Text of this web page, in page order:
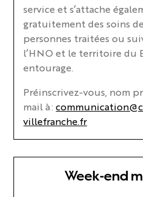
service et s’attache
gratuitement des soins
personnes traitées ou
l’HNO et le territoire du
entourage.
Préinscrivez-vous, nom
mail à :
villefranche.fr
Week-end